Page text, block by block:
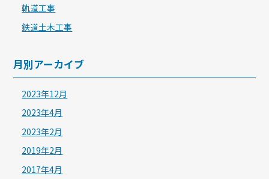
軌道工事
鉄道土木工事
月別アーカイブ
2023年12月
2023年4月
2023年2月
2019年2月
2017年4月